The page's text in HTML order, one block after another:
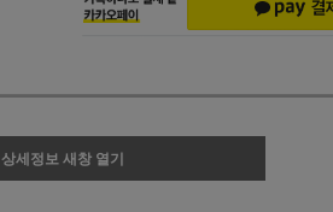
상세정보 새창 열기